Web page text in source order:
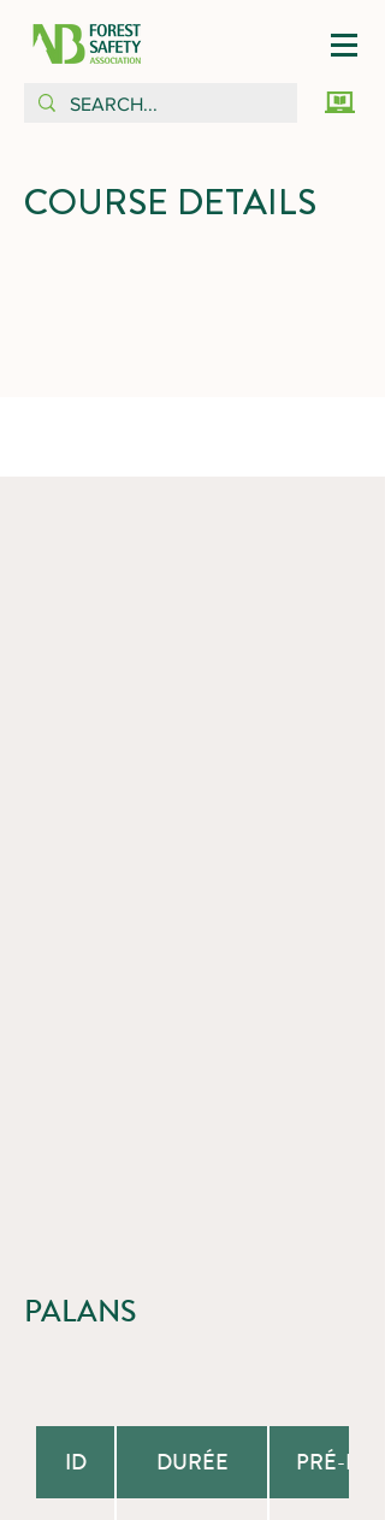
COURSE DETAILS
PALANS
ID DURÉE PRÉ-